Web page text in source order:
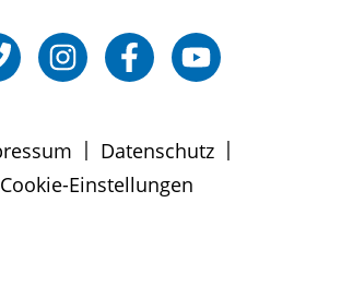
| Datenschutz |
Cookie-Einstellungen